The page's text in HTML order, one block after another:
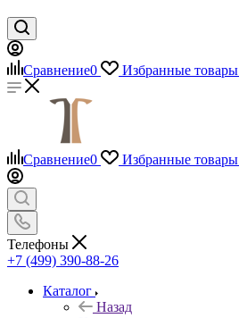
Сравнение0 Избранные товары
Сравнение0 Избранные товары
Телефоны
+7 (499) 390-88-26
Каталог
Назад